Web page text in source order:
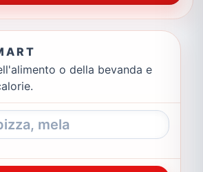
o della bevanda e